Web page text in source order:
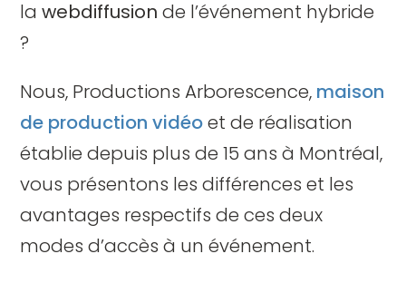
lawebdiffusionde l’événement hybride
?
Nous, Productions Arborescence, maison
de production vidéoet de réalisation
établie depuis plus de 15 ans à Montréal,
vous présentons les différences et les
avantages respectifs de ces deux
modes d’accès à un événement.